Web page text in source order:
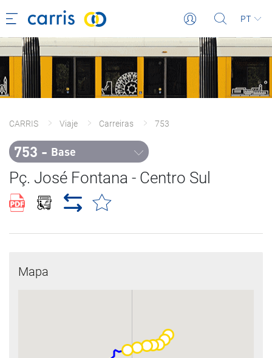
PT
CARRIS Viaje Carreiras 753
753 - Base
Pç. José Fontana - Centro Sul
Mapa